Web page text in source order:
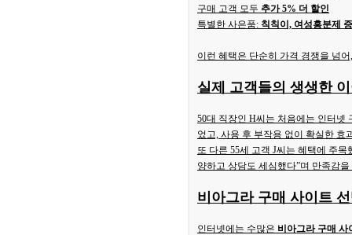
구매 고객 모두 추가 5% 더 할인
특별한 사은품: 칙칙이, 여성흥분제
이런 혜택은 단순히 가격 경쟁을 넘
실제 고객들의 생생한
50대 직장인 H씨는 처음에는 인터넷
었고, 사용 후 부작용 없이 확실한 효
또 다른 55세 고객 J씨는 혜택에 주목
양하고 상담도 세심했다”며 만족감
비아그라 구매 사이트
인터넷에는 수많은 비아그라 구매 사